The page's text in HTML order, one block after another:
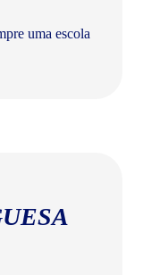
uma escola